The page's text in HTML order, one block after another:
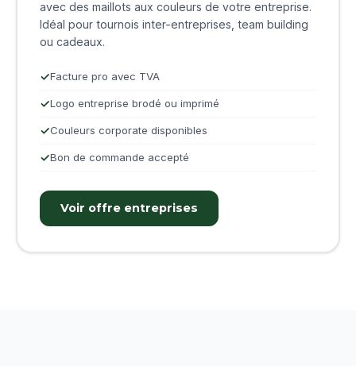
avec des maillots aux couleurs de votre entreprise.
Idéal pour tournois inter-entreprises, team building
ou cadeaux.
Facture pro avec TVA
Logo entreprise brodé ou imprimé
Couleurs corporate disponibles
Bon de commande accepté
Voir offre entreprises